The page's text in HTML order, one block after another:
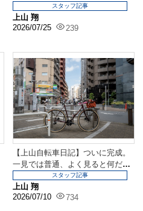
を見に行ってきました...
上山 翔
2026/07/25
239
スタッフ記事
【上山自転車日記】ついに完成。
一見では普通、よく見ると何だこ
れ？な仕様に仕上がっ...
上山 翔
2026/07/10
734
スタッフ記事